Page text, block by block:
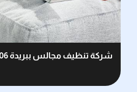
شركة تنظيف مجالس ببريدة 0503162506